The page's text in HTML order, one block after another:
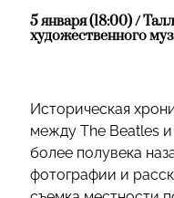
5 января (18:00) /
художественного
Историческая
между The Beatles
более полувека
фoтoгpaфии и